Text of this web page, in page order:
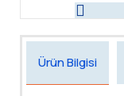
Ürün Bilgisi